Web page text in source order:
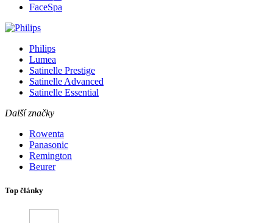
FaceSpa
Philips
Lumea
Satinelle Prestige
Satinelle Advanced
Satinelle Essential
Další značky
Rowenta
Panasonic
Remington
Beurer
Top články